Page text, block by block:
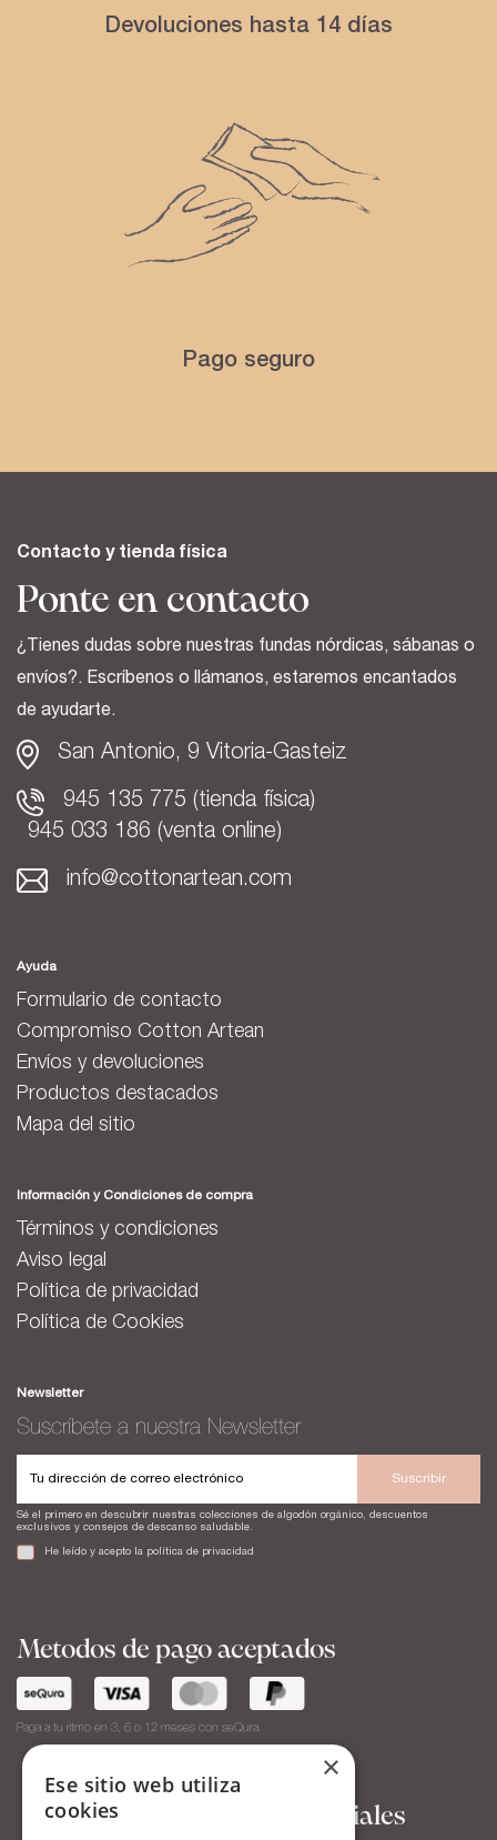
Devoluciones hasta 14 días
Pago seguro
Contacto y tienda física
Ponte en contacto
¿Tienes dudas sobre nuestras fundas nórdicas, sábanas o
envíos?. Escríbenos o llámanos, estaremos encantados
de ayudarte.
San Antonio, 9 Vitoria-Gasteiz
945 135 775 (tienda física)
945 033 186 (venta online)
info@cottonartean.com
Ayuda
Formulario de contacto
Compromiso Cotton Artean
Envíos y devoluciones
Productos destacados
Mapa del sitio
Información y Condiciones de compra
Términos y condiciones
Aviso legal
Política de privacidad
Política de Cookies
Newsletter
Suscríbete a nuestra Newsletter
Suscribir
Sé el primero en descubrir nuestras colecciones de algodón orgánico, descuentos
exclusivos y consejos de descanso saludable.
He leído y acepto la política de privacidad
Metodos de pago aceptados
Paga a tu ritmo en 3, 6 o 12 meses con seQura.
Síguenos en Redes Sociales
×
Ese sitio web utiliza
cookies